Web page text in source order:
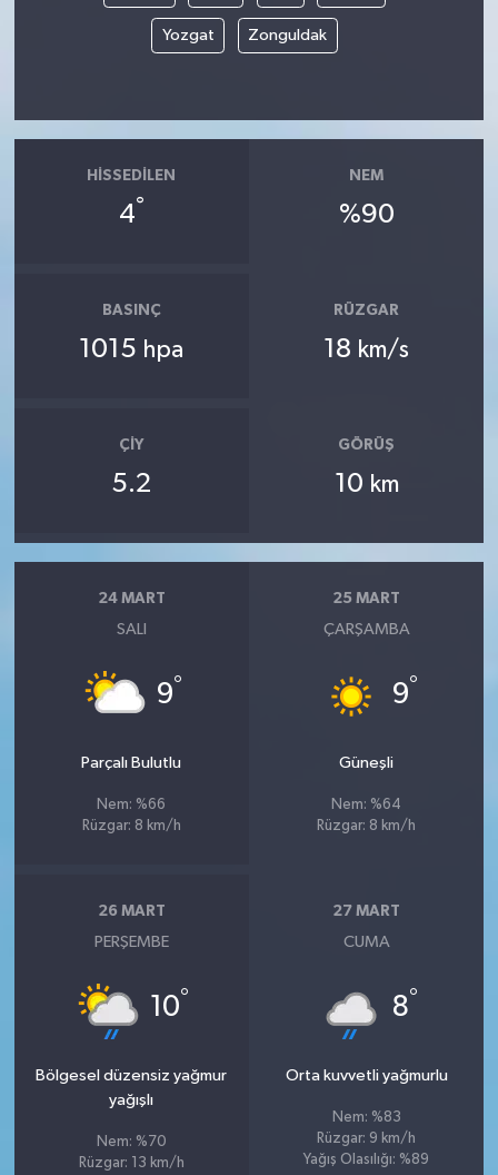
Yozgat Zonguldak
HISSEDILEN
4°
NEM
%90
BASINÇ
1015 hpa
RÜZGAR
18 km/s
ÇIY
5.2
GÖRÜŞ
10 km
24 MART
SALI
9°
Parçalı Bulutlu
Nem: %66
Rüzgar: 8 km/h
25 MART
ÇARŞAMBA
9°
Güneşli
Nem: %64
Rüzgar: 8 km/h
26 MART
PERŞEMBE
10°
Bölgesel düzensiz yağmur
yağışlı
Nem: %70
Rüzgar: 13 km/h
27 MART
CUMA
8°
Orta kuvvetli yağmurlu
Nem: %83
Rüzgar: 9 km/h
Yağış Olasılığı: %89